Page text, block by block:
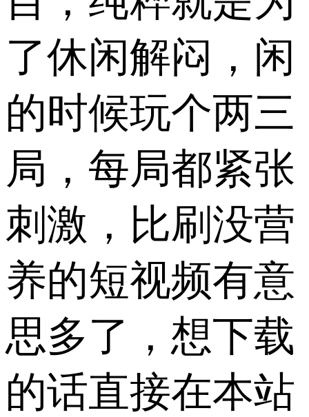
了休闲解闷，闲
的时候玩个两三
局，每局都紧张
刺激，比刷没营
养的短视频有意
思多了，想下载
的话直接在本站